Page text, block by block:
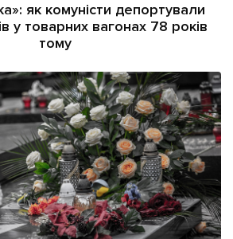
як комуністи депортували
у товарних вагонах 78 років
тому